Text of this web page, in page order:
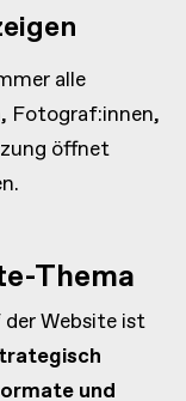
alle
Fotograf:innen,
öffnet
Thema
Website ist
und